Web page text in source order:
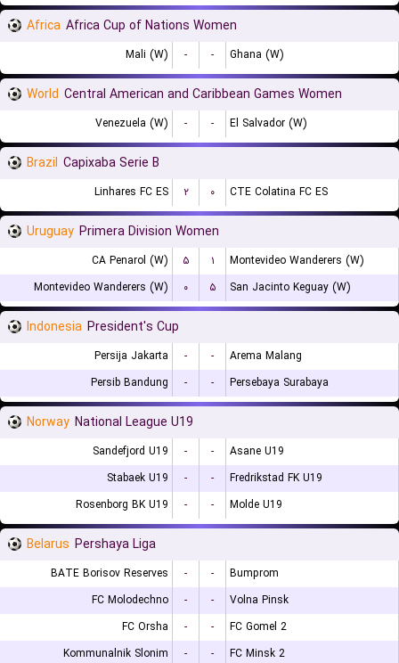
Africa Africa Cup of Nations Women
Mali (W) - - Ghana (W)
World Central American and Caribbean Games Women
Venezuela (W) - - El Salvador (W)
Brazil Capixaba Serie B
Linhares FC ES ۲ ۰ CTE Colatina FC ES
Uruguay Primera Division Women
CA Penarol (W) ۵ ۱
Montevideo Wanderers (W)
Montevideo Wanderers (W)
۰ ۵ San Jacinto Keguay (W)
Indonesia President's Cup
Persija Jakarta - -
Arema Malang
Persib Bandung
- - Persebaya Surabaya
Norway National League U19
Sandefjord U19 - -
Asane U19
Stabaek U19
- -
Fredrikstad FK U19
Rosenborg BK U19
- - Molde U19
Belarus Pershaya Liga
BATE Borisov Reserves - -
Bumprom
FC Molodechno
- -
Volna Pinsk
FC Orsha
- -
FC Gomel 2
Kommunalnik Slonim
- - FC Minsk 2